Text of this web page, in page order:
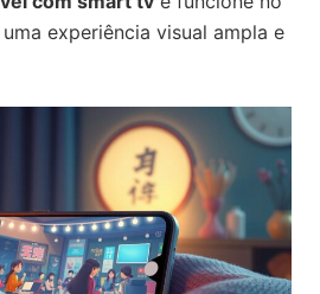
experiência visual ampla e